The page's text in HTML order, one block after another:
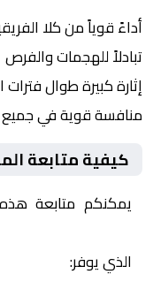
أداءً قوياً من كلا
تبادلاً للهجمات والفرص
إثارة كبيرة طوال فترات
منافسة قوية في
كيفية متابعة
يمكنكم متابعة هذه
الذي يوفر: